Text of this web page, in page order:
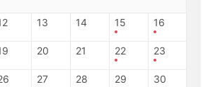
13 14 15 16
20 21 22 23
27 28 29 30